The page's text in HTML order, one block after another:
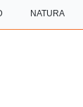
NATURA